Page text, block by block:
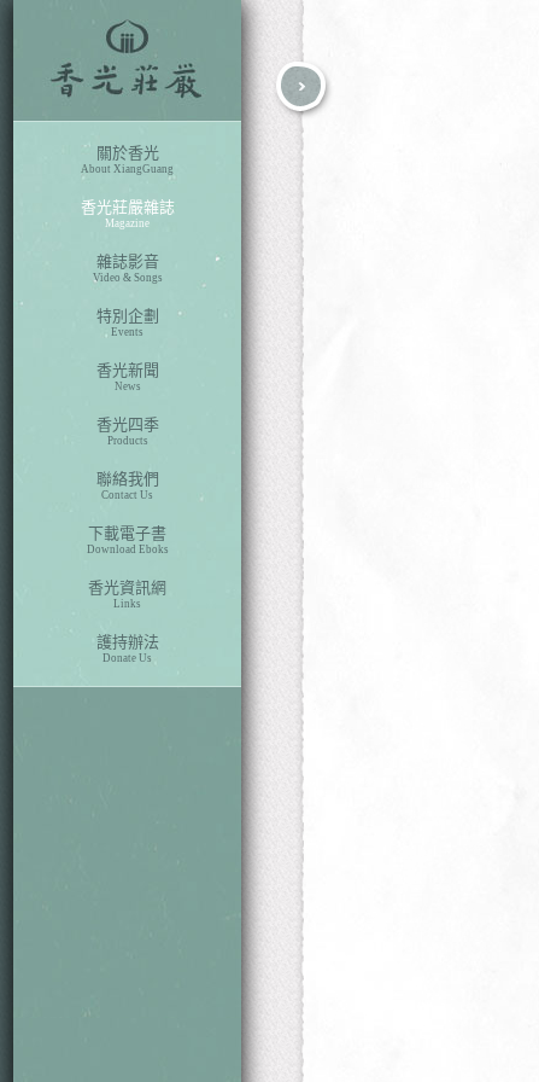
關於香光
About XiangGuang
香光莊嚴雜誌
Magazine
雜誌影音
Video & Songs
特別企劃
Events
香光新聞
News
香光四季
Products
聯絡我們
Contact Us
下載電子書
Download Eboks
香光資訊網
Links
護持辦法
Donate Us